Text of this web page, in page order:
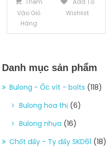
Vào Giỏ
Hàng
Wishlist
Danh mục sản phẩm
Bulong - Ốc vít - bolts (118)
Bulong hoa thị (6)
Bulong nhựa (16)
Chốt đẩy - Ty đẩy SKD61 (18)